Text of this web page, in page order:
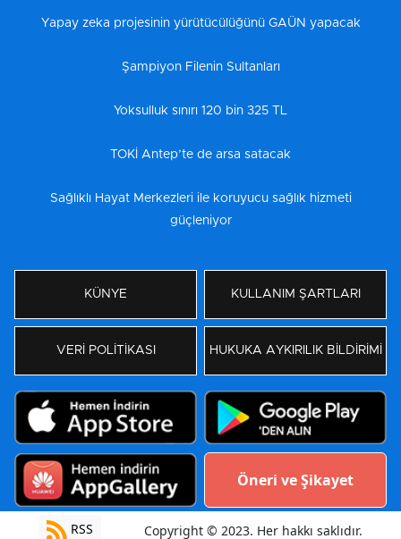
Yapay zeka projesinin yürütücülüğünü GAÜN yapacak
Şampiyon Filenin Sultanları
Yoksulluk sınırı 120 bin 325 TL
TOKİ Antep’te de arsa satacak
Sağlıklı Hayat Merkezleri ile koruyucu sağlık hizmeti
güçleniyor
KÜNYE KULLANIM ŞARTLARI
VERİ POLİTİKASI HUKUKA AYKIRILIK BİLDİRİMİ
Öneri ve Şikayet
RSS Copyright © 2023. Her hakkı saklıdır.